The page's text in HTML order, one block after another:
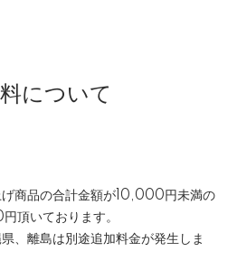
について
げ商品の合計金額が10,000円未満の
頂いております。
県、離島は別途追加料金が発生しま